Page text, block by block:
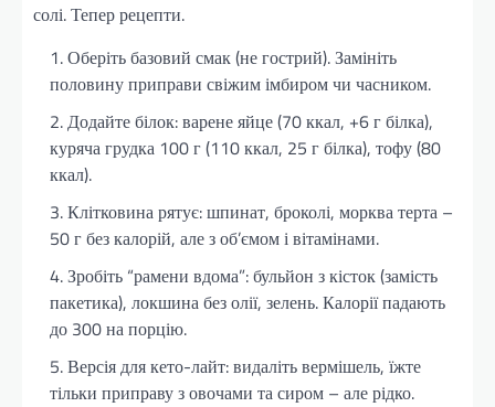
солі. Тепер рецепти.
Оберіть базовий смак (не гострий). Замініть
половину приправи свіжим імбиром чи часником.
Додайте білок: варене яйце (70 ккал, +6 г білка),
куряча грудка 100 г (110 ккал, 25 г білка), тофу (80
ккал).
Клітковина рятує: шпинат, броколі, морква терта –
50 г без калорій, але з об’ємом і вітамінами.
Зробіть “рамени вдома”: бульйон з кісток (замість
пакетика), локшина без олії, зелень. Калорії падають
до 300 на порцію.
Версія для кето-лайт: видаліть вермішель, їжте
тільки приправу з овочами та сиром – але рідко.